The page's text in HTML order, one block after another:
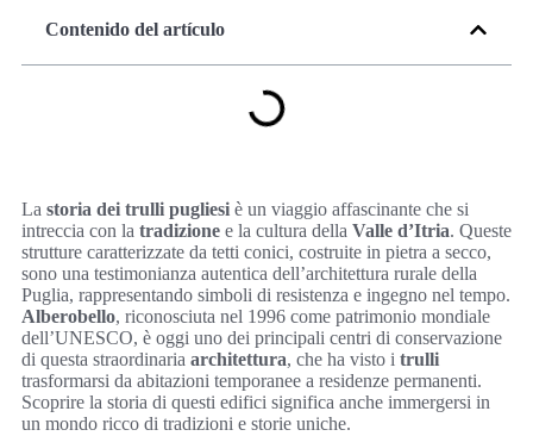
Contenido del artículo
La storia dei trulli pugliesi è un viaggio affascinante che si
intreccia con la tradizione e la cultura della Valle d’Itria. Queste
strutture caratterizzate da tetti conici, costruite in pietra a secco,
sono una testimonianza autentica dell’architettura rurale della
Puglia, rappresentando simboli di resistenza e ingegno nel tempo.
Alberobello, riconosciuta nel 1996 come patrimonio mondiale
dell’UNESCO, è oggi uno dei principali centri di conservazione
di questa straordinaria architettura, che ha visto i trulli
trasformarsi da abitazioni temporanee a residenze permanenti.
Scoprire la storia di questi edifici significa anche immergersi in
un mondo ricco di tradizioni e storie uniche.